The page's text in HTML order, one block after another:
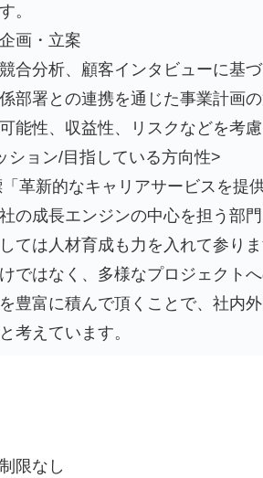
。
画・立案
合分析、顧客インタビューに基
部署との連携を通じた事業計画
能性、収益性、リスクなどを考
ション/目指している方向性>
革新的なキャリアサービスを提
の成長エンジンの中心を担う部
ては人材育成も力を入れて参り
ではなく、多様なプロジェクト
豊富に積んで頂くことで、社内
考えています。
限なし